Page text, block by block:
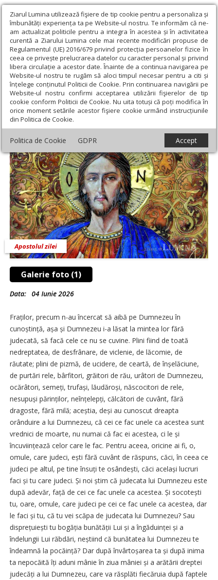
Ziarul Lumina utilizează fişiere de tip cookie pentru a personaliza și
îmbunătăți experiența ta pe Website-ul nostru. Te informăm că ne-
am actualizat politicile pentru a integra în acestea și în activitatea
curentă a Ziarului Lumina cele mai recente modificări propuse de
Regulamentul (UE) 2016/679 privind protecția persoanelor fizice în
ceea ce privește prelucrarea datelor cu caracter personal și privind
libera circulație a acestor date. Înainte de a continua navigarea pe
Website-ul nostru te rugăm să aloci timpul necesar pentru a citi și
înțelege conținutul Politicii de Cookie. Prin continuarea navigării pe
Website-ul nostru confirmi acceptarea utilizării fişierelor de tip
cookie conform Politicii de Cookie. Nu uita totuși că poți modifica în
orice moment setările acestor fişiere cookie urmând instrucțiunile
din Politica de Cookie.
Politica de Cookie GDPR Accept
Ziarul Lumina › Teologie și spiritualitate › Apostolul zilei ›
Romani 1, 28-32; 2, 1-9
Romani 1, 28-32; 2, 1-9
Galerie foto (1)
Apostolul zilei
Data: 04 Iunie 2026
Fraților, precum n-au încercat să aibă pe Dumnezeu în
cunoștință, așa și Dumnezeu i-a lăsat la mintea lor fără
judecată, să facă cele ce nu se cuvine. Plini fiind de toată
nedreptatea, de desfrânare, de viclenie, de lăcomie, de
răutate; plini de pizmă, de ucidere, de ceartă, de înșelăciune,
de purtări rele, bârfitori, grăitori de rău, urâtori de Dumnezeu,
ocărâtori, semeți, trufași, lăudăroși, născocitori de rele,
nesupuși părinților, neînțelepți, călcători de cuvânt, fără
dragoste, fără milă; aceștia, deși au cunoscut dreapta
orânduire a lui Dumnezeu, că cei ce fac unele ca acestea sunt
vrednici de moarte, nu numai că fac ei acestea, ci le și
încuviințează celor care le fac. Pentru aceea, oricine ai fi, o,
omule, care judeci, ești fără cuvânt de răspuns, căci, în ceea ce
judeci pe altul, pe tine însuți te osândești, căci același lucruri
faci și tu care judeci. Și noi știm că judecata lui Dumnezeu este
după adevăr, față de cei ce fac unele ca acestea. Și socotești
tu, oare, omule, care judeci pe cei ce fac unele ca acestea, dar
le faci și tu, că tu vei scăpa de judecata lui Dumnezeu? Sau
disprețuiești tu bogăția bunătății Lui și a îngăduinței și a
îndelungii Lui răbdări, neștiind că bunătatea lui Dumnezeu te
îndeamnă la pocăință? Dar după învârtoșarea ta și după inima
ta nepocăită îți aduni mânie în ziua mâniei și a arătării dreptei
judecăți a lui Dumnezeu, care va răsplăti fiecăruia după faptele